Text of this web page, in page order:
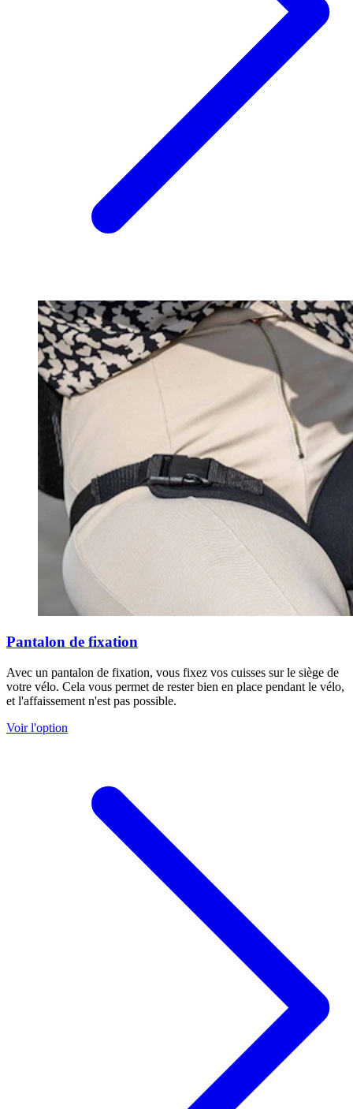
Pantalon de fixation
Avec un pantalon de fixation, vous fixez vos cuisses sur le siège de
votre vélo. Cela vous permet de rester bien en place pendant le vélo,
et l'affaissement n'est pas possible.
Voir l'option